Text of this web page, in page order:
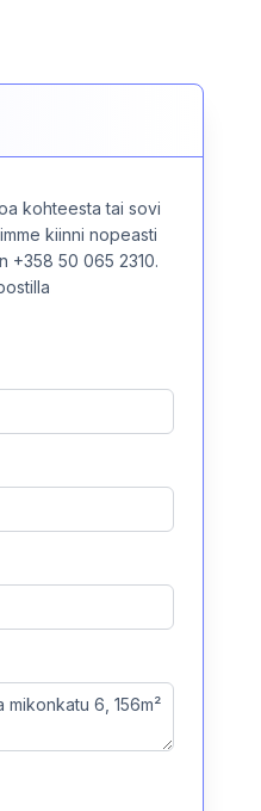
kohteesta tai sovi
kiinni nopeasti
+358 50 065 2310.